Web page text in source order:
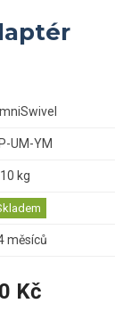
UM-YM
kg
měsíců
Kč